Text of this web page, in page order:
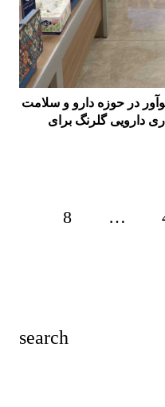
ارزیابی ۹ طرح نوآور در حوزه دارو و سلامت
دارویی گلرنگ برای
…
8